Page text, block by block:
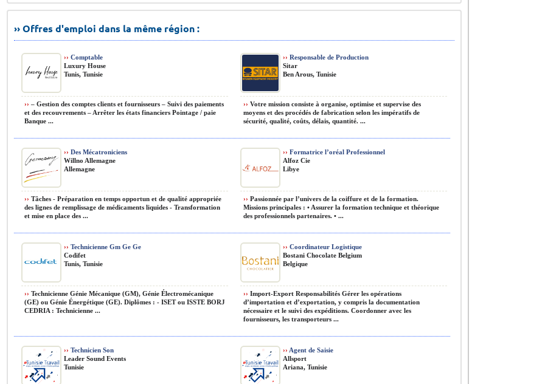
›› Offres d'emploi dans la même région :
›› Comptable
Luxury House
Tunis, Tunisie
›› – Gestion des comptes clients et fournisseurs – Suivi des paiements
et des recouvrements – Arrêter les états financiers Pointage / paie
Banque ...
›› Responsable de Production
Sitar
Ben Arous, Tunisie
›› Votre mission consiste à organise, optimise et supervise des
moyens et des procédés de fabrication selon les impératifs de
sécurité, qualité, coûts, délais, quantité. ...
›› Des Mécatroniciens
Willno Allemagne
Allemagne
›› Tâches - Préparation en temps opportun et de qualité appropriée
des lignes de remplissage de médicaments liquides - Transformation
et mise en place des ...
›› Formatrice l’oréal Professionnel
Alfoz Cie
Libye
›› Passionnée par l’univers de la coiffure et de la formation.
Missions principales : • Assurer la formation technique et théorique
des professionnels partenaires. • ...
›› Technicienne Gm Ge Ge
Codifet
Tunis, Tunisie
›› Technicienne Génie Mécanique (GM), Génie Électromécanique
(GE) ou Génie Énergétique (GE). Diplômes : - ISET ou ISSTE BORJ
CEDRIA : Technicienne ...
›› Coordinateur Logistique
Bostani Chocolate Belgium
Belgique
›› Import-Export Responsabilités Gérer les opérations
d’importation et d’exportation, y compris la documentation
nécessaire et le suivi des expéditions. Coordonner avec les
fournisseurs, les transporteurs ...
›› Technicien Son
Leader Sound Events
Tunisie
›› Agent de Saisie
Allsport
Ariana, Tunisie